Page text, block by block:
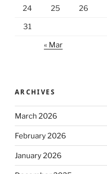
24 25 26
31
« Mar
ARCHIVES
March 2026
February 2026
January 2026